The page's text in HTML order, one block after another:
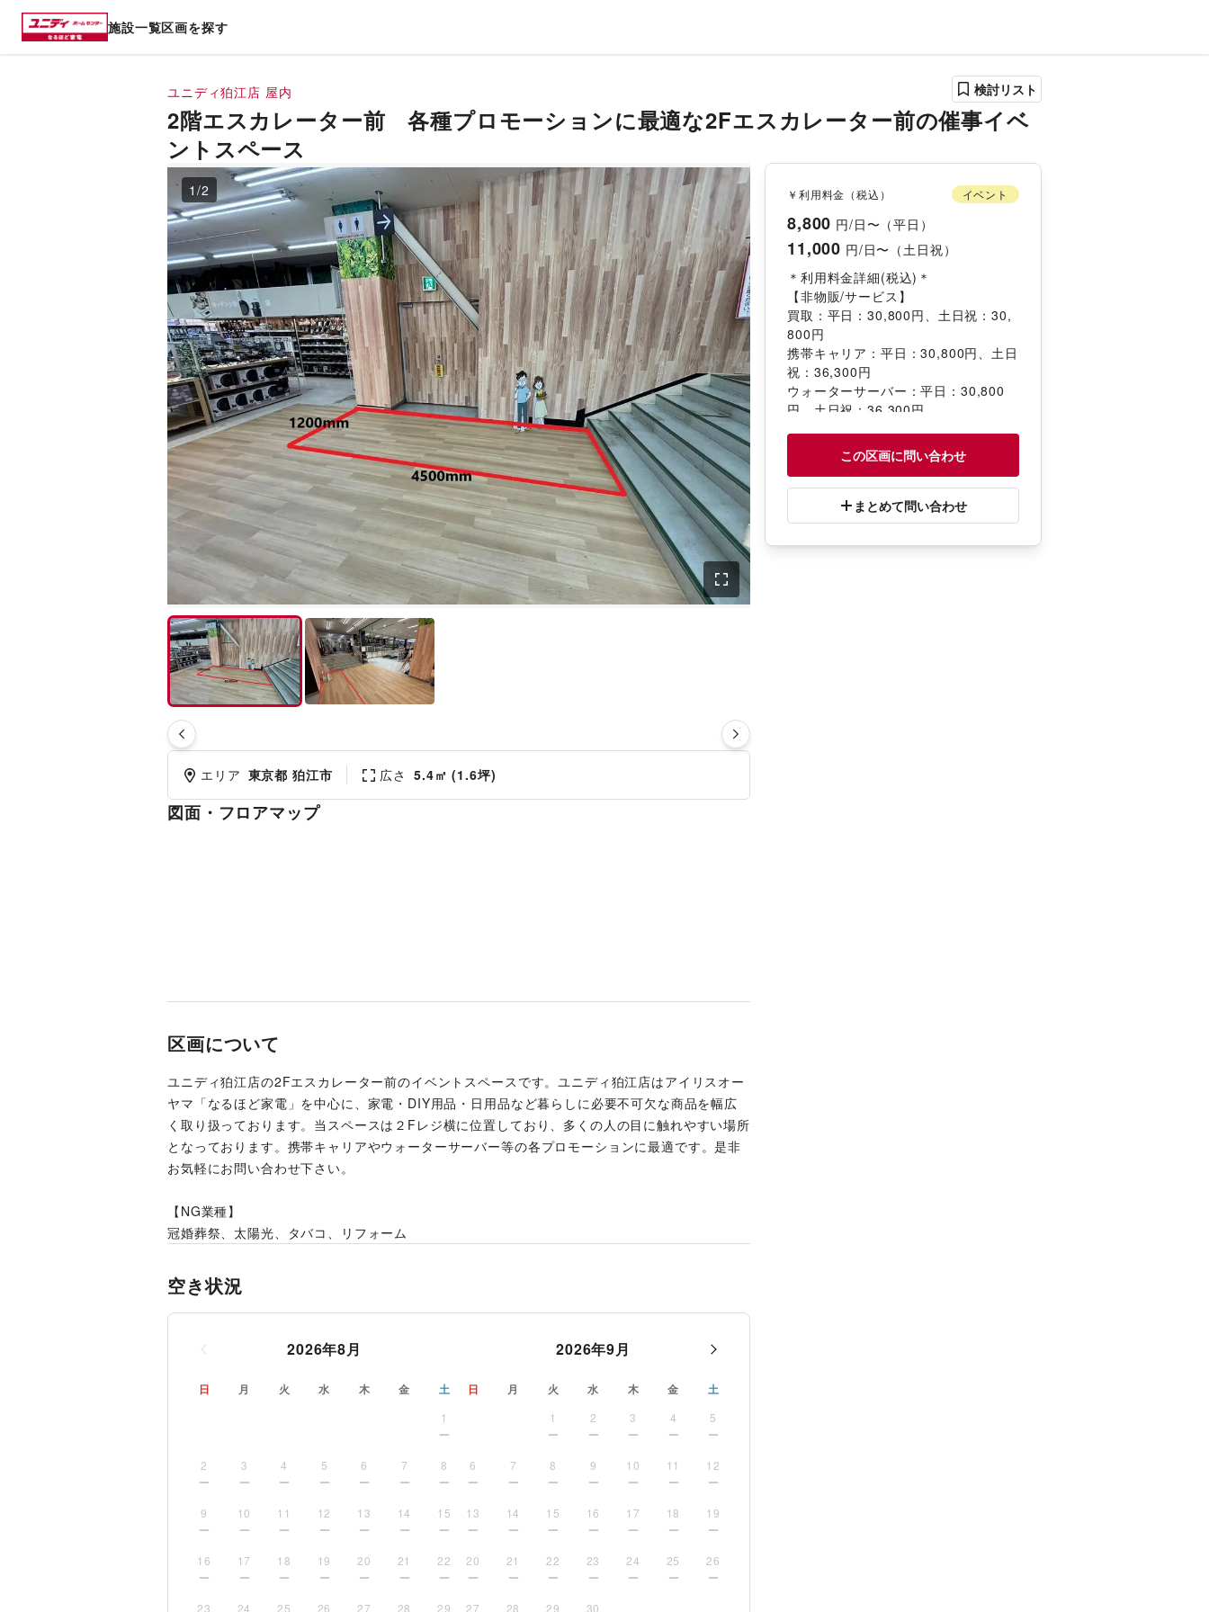
施設一覧区画を探す
ユニディ狛江店 屋内
2階エスカレーター前 各種プロモーションに最適な2Fエスカレーター前の催事イベ
ントスペース
検討リスト
1 /2
エリア 東京都 狛江市 広さ 5.4㎡ (1.6坪)
図面・フロアマップ
区画について
ユニディ狛江店の2Fエスカレーター前のイベントスペースです。ユニディ狛江店はアイリスオー
ヤマ「なるほど家電」を中心に、家電・DIY用品・日用品など暮らしに必要不可欠な商品を幅広
く取り扱っております。当スペースは２Fレジ横に位置しており、多くの人の目に触れやすい場所
となっております。携帯キャリアやウォーターサーバー等の各プロモーションに最適です。是非
お気軽にお問い合わせ下さい。
【NG業種】
冠婚葬祭、太陽光、タバコ、リフォーム
空き状況
2026年8月
日 月 火 水 木 金 土
1
2 3 4 5 6 7 8
9 10 11 12 13 14 15
16 17 18 19 20 21 22
23 24 25 26 27 28 29
2026年9月
日 月 火 水 木 金 土
1 2 3 4 5
6 7 8 9 10 11 12
13 14 15 16 17 18 19
20 21 22 23 24 25 26
27 28 29 30
￥利用料金（税込） イベント
8,800 円/日〜（平日）
11,000 円/日〜（土日祝）
＊利用料金詳細(税込)＊
【非物販/サービス】
買取：平日：30,800円、土日祝：30,
800円
携帯キャリア：平日：30,800円、土日
祝：36,300円
ウォーターサーバー：平日：30,800
円、土日祝：36,300円
祝：27,500円
【食物販/物販】
平日：8,800円／日、土日祝：11,000
円／日
この区画に問い合わせ
まとめて問い合わせ